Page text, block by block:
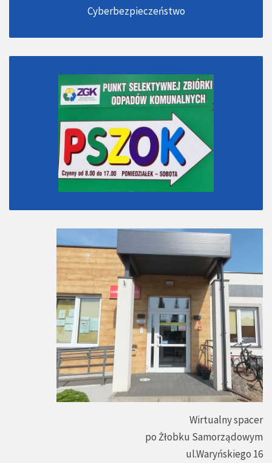
Cyberbezpieczeństwo
Wirtualny spacer
po Żłobku Samorządowym
ul.Waryńskiego 16